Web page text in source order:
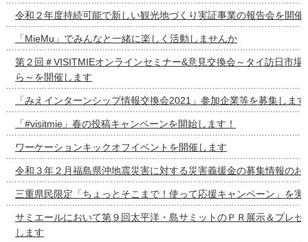
令和２年度持続可能で新しい観光地づくり実証事業の報告会を開催
「MieMu」でみんなと一緒に楽しく活動しませんか
第２回＃VISITMIEオンラインセミナー&意見交換会～タイ訪日市場
ら～を開催します
「みえインターンシップ情報交換会2021」参加企業等を募集します
「#visitmie」春の投稿キャンペーンを開始します！
ワーケーションキックオフイベントを開催します
令和３年２月福島県沖地震災害に対する災害義援金の募集情報のお
三重県民限定「ちょっとそこまで！使って応援キャンペーン」を実
サミエールにおいて第９回太平洋・島サミットのＰＲ展示＆プレゼ
します